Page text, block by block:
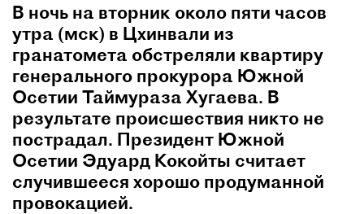
В ночь на вторник около пяти часов
утра (мск) в Цхинвали из
гранатомета обстреляли квартиру
генерального прокурора Южной
Осетии Таймураза Хугаева. В
результате происшествия никто не
пострадал. Президент Южной
Осетии Эдуард Кокойты считает
случившееся хорошо продуманной
провокацией.